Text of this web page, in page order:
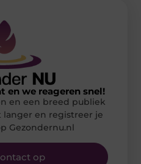
en we reageren snel!
en een breed publiek
en registreer je
Gezondernu.nl
op